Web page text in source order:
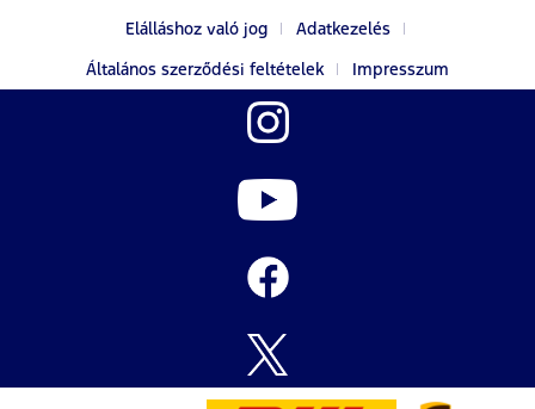
Elálláshoz való jog
Adatkezelés
Általános szerződési feltételek
Impresszum